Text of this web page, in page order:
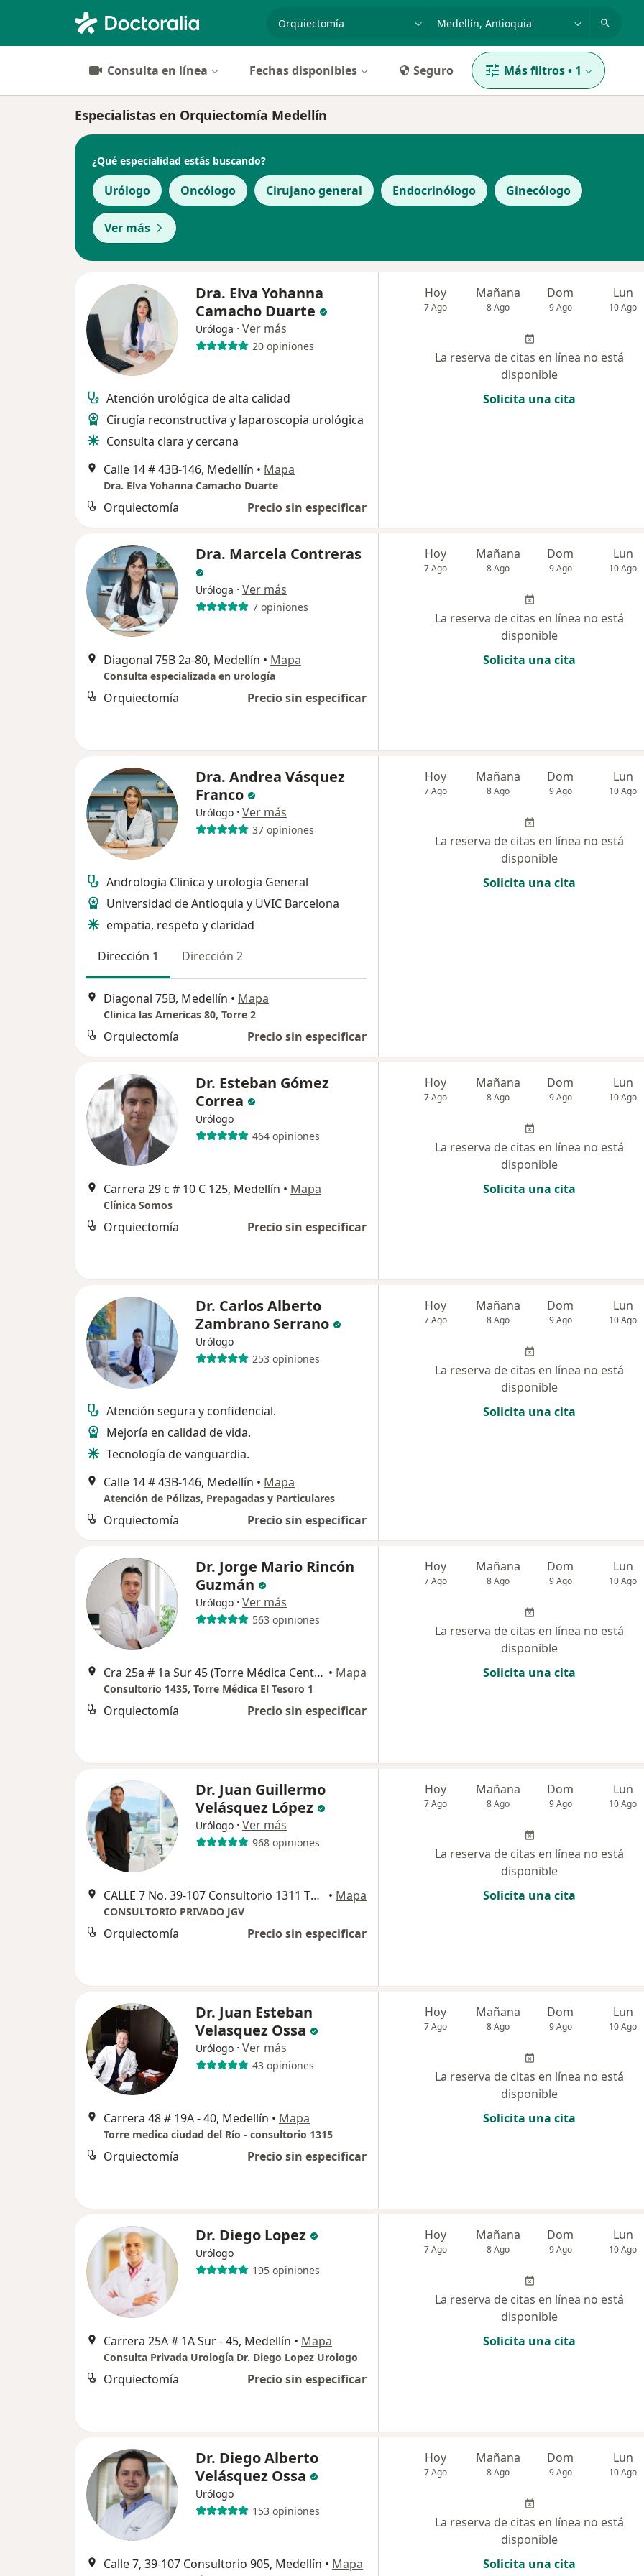
especialidad, enfermedad o nombrep. ej. Bogotá
Consulta en línea Fechas disponibles Seguro Más filtros• 1
Especialistas en Orquiectomía Medellín
¿Qué especialidad estás buscando?
Urólogo Oncólogo Cirujano general Endocrinólogo Ginecólogo
Ver más
Dra. Elva Yohanna
Camacho Duarte
Uróloga · Ver más
20 opiniones
Atención urológica de alta calidad
Cirugía reconstructiva y laparoscopia urológica
Consulta clara y cercana
Calle 14 # 43B-146, Medellín • Mapa
Dra. Elva Yohanna Camacho Duarte
Orquiectomía Precio sin especificar
Hoy
7 Ago
Mañana
8 Ago
Dom
9 Ago
Lun
10 Ago
La reserva de citas en línea no está
disponible
Solicita una cita
Dra. Marcela Contreras
Uróloga · Ver más
7 opiniones
Diagonal 75B 2a-80, Medellín • Mapa
Consulta especializada en urología
Orquiectomía Precio sin especificar
Hoy
7 Ago
Mañana
8 Ago
Dom
9 Ago
Lun
10 Ago
La reserva de citas en línea no está
disponible
Solicita una cita
Dra. Andrea Vásquez
Franco
Urólogo · Ver más
37 opiniones
Andrologia Clinica y urologia General
Universidad de Antioquia y UVIC Barcelona
empatia, respeto y claridad
Dirección 1
Dirección 2
Diagonal 75B, Medellín • Mapa
Clinica las Americas 80, Torre 2
Orquiectomía Precio sin especificar
Hoy
7 Ago
Mañana
8 Ago
Dom
9 Ago
Lun
10 Ago
La reserva de citas en línea no está
disponible
Solicita una cita
Dr. Esteban Gómez
Correa
Urólogo
464 opiniones
Carrera 29 c # 10 C 125, Medellín • Mapa
Clínica Somos
Orquiectomía Precio sin especificar
Hoy
7 Ago
Mañana
8 Ago
Dom
9 Ago
Lun
10 Ago
La reserva de citas en línea no está
disponible
Solicita una cita
Dr. Carlos Alberto
Zambrano Serrano
Urólogo
253 opiniones
Atención segura y confidencial.
Mejoría en calidad de vida.
Tecnología de vanguardia.
Calle 14 # 43B-146, Medellín • Mapa
Atención de Pólizas, Prepagadas y Particulares
Orquiectomía Precio sin especificar
Hoy
7 Ago
Mañana
8 Ago
Dom
9 Ago
Lun
10 Ago
La reserva de citas en línea no está
disponible
Solicita una cita
Dr. Jorge Mario Rincón
Guzmán
Urólogo · Ver más
563 opiniones
Cra 25a # 1a Sur 45 (Torre Médica Centro comercial El tesoro 1, consultorio 1435), Medellín • Mapa
Consultorio 1435, Torre Médica El Tesoro 1
Orquiectomía Precio sin especificar
Hoy
7 Ago
Mañana
8 Ago
Dom
9 Ago
Lun
10 Ago
La reserva de citas en línea no está
disponible
Solicita una cita
Dr. Juan Guillermo
Velásquez López
Urólogo · Ver más
968 opiniones
CALLE 7 No. 39-107 Consultorio 1311 TORRE MEDICAL Diagonal de la entrada principal de la Clinica Medellin del Poblado, ENSEGUIDA de la Torre Intermedica., Medellín • Mapa
CONSULTORIO PRIVADO JGV
Orquiectomía Precio sin especificar
Hoy
7 Ago
Mañana
8 Ago
Dom
9 Ago
Lun
10 Ago
La reserva de citas en línea no está
disponible
Solicita una cita
Dr. Juan Esteban
Velasquez Ossa
Urólogo · Ver más
43 opiniones
Carrera 48 # 19A - 40, Medellín • Mapa
Torre medica ciudad del Río - consultorio 1315
Orquiectomía Precio sin especificar
Hoy
7 Ago
Mañana
8 Ago
Dom
9 Ago
Lun
10 Ago
La reserva de citas en línea no está
disponible
Solicita una cita
Dr. Diego Lopez
Urólogo
195 opiniones
Carrera 25A # 1A Sur - 45, Medellín • Mapa
Consulta Privada Urología Dr. Diego Lopez Urologo
Orquiectomía Precio sin especificar
Hoy
7 Ago
Mañana
8 Ago
Dom
9 Ago
Lun
10 Ago
La reserva de citas en línea no está
disponible
Solicita una cita
Dr. Diego Alberto
Velásquez Ossa
Urólogo
153 opiniones
Calle 7, 39-107 Consultorio 905, Medellín • Mapa
Hoy
7 Ago
Mañana
8 Ago
Dom
9 Ago
Lun
10 Ago
La reserva de citas en línea no está
disponible
Solicita una cita